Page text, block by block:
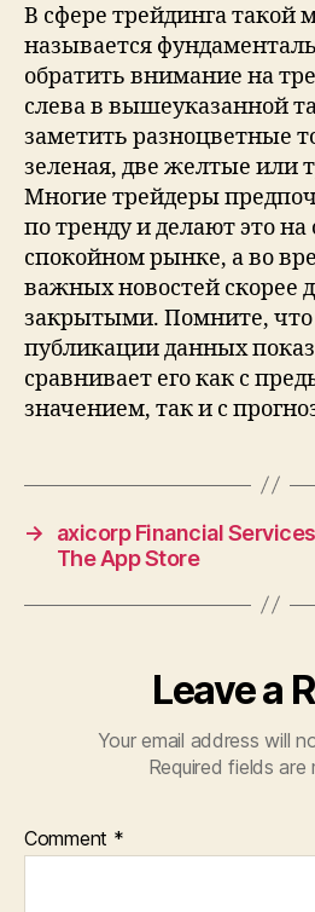
В сфере трейдинга такой
называется
обратить внимание на
слева в вышеуказанной
заметить разноцветные
зеленая, две желтые или
Многие трейдеры
по тренду и делают это
спокойном рынке, а во
важных новостей скорее
закрытыми. Помните,
публикации данных
сравнивает его как с
значением, так и с
→
‎axicorp Financial
The App Store
Leave a
Your email address will
Required fields are
Comment *